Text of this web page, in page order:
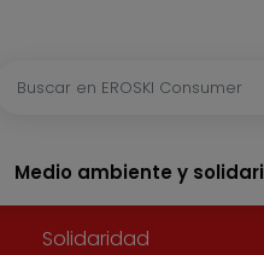
Medio ambiente y
Solidaridad